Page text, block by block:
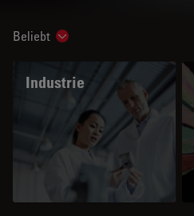
Beliebt Show subnavigation
Industrie